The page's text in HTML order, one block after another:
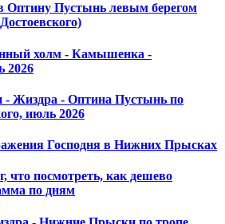
Пустынь левым берегом
холм - Камышенка -
2026
Жиздра - Оптина Пустынь по
июль 2026
Господня в Нижних Прысках
что посмотреть, как дешево
по дням